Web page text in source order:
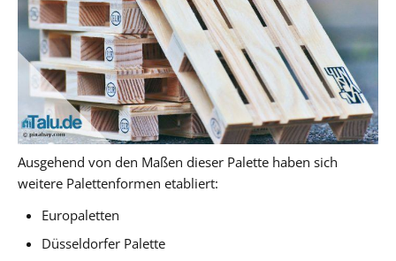
Ausgehend von den Maßen dieser Palette haben sich
weitere Palettenformen etabliert:
Europaletten
Düsseldorfer Palette